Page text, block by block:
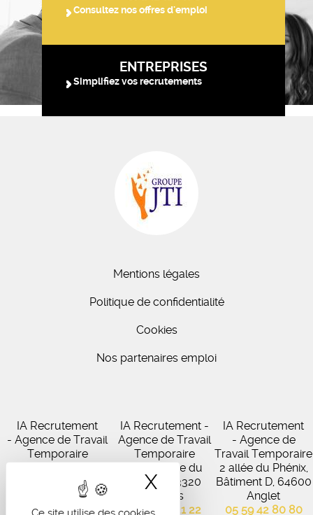
X Masquer le
Consultez nos offres d'emploi
ENTREPRISES
Simplifiez vos recrutements
Mentions légales
Politique de confidentialité
Cookies
Nos partenaires emploi
IA Recrutement
- Agence de Travail
Temporaire
Virecourt, 33370
Artigues-près-
Bordeaux
IA Recrutement -
Agence de Travail
Temporaire
102 Avenue du
Médoc, 33320
Eysines
05 56 45 21 22
IA Recrutement
- Agence de
Travail Temporaire
2 allée du Phénix,
Bâtiment D, 64600
Anglet
05 59 42 80 80